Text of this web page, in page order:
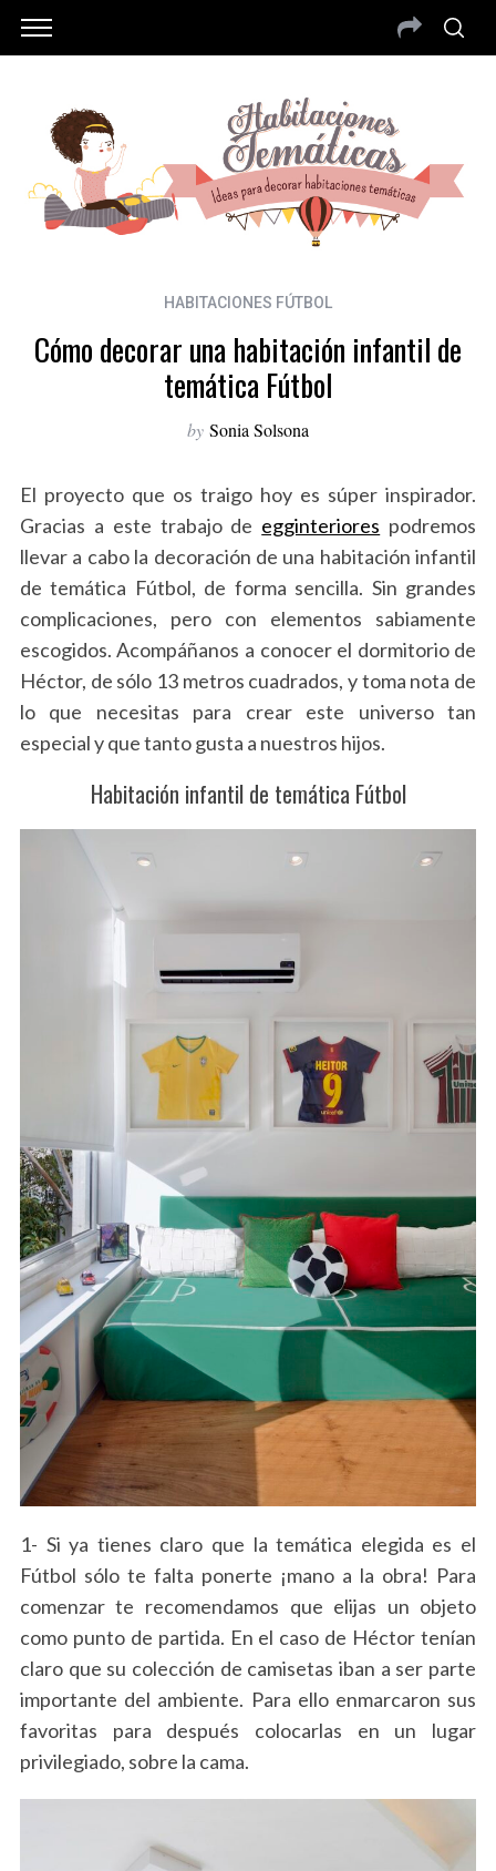
HABITACIONES FÚTBOL
Cómo decorar una habitación infantil de
temática Fútbol
by Sonia Solsona
El proyecto que os traigo hoy es súper inspirador.
Gracias a este trabajo de egginteriores podremos
llevar a cabo la decoración de una habitación infantil
de temática Fútbol, de forma sencilla. Sin grandes
complicaciones, pero con elementos sabiamente
escogidos. Acompáñanos a conocer el dormitorio de
Héctor, de sólo 13 metros cuadrados, y toma nota de
lo que necesitas para crear este universo tan
especial y que tanto gusta a nuestros hijos.
Habitación infantil de temática Fútbol
1- Si ya tienes claro que la temática elegida es el
Fútbol sólo te falta ponerte ¡mano a la obra! Para
comenzar te recomendamos que elijas un objeto
como punto de partida. En el caso de Héctor tenían
claro que su colección de camisetas iban a ser parte
importante del ambiente. Para ello enmarcaron sus
favoritas para después colocarlas en un lugar
privilegiado, sobre la cama.